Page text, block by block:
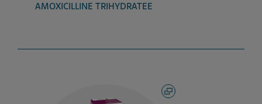
AMOXICILLINE TRIHYDRATEE